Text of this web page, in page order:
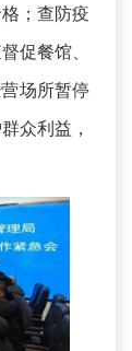
；查防疫
促餐馆、
场所暂停
众利益，